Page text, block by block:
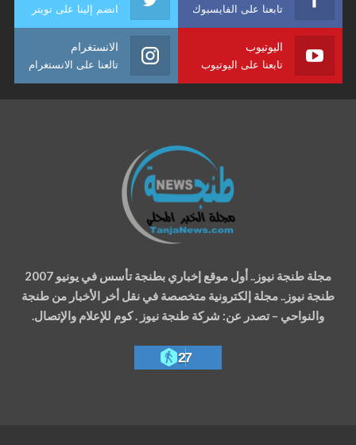
تابعنا على الفايسبوك انضم إلينا على تويتر
اليوتيوب
تابعنا على اليوتيوب
الانستغرام
تالعنا على الانستغرام
مجلة طنجة نيوز.. أول موقع إخباري بطنجة تأسس في يونيو 2007
طنجة نيوز.. مجلة إلكترونية متخصصة في نقل أخر الأخبار من طنجة
والنواحي – تصدر عن: شركة طنجة نيوز . كوم للإعلام والإتصال.
27